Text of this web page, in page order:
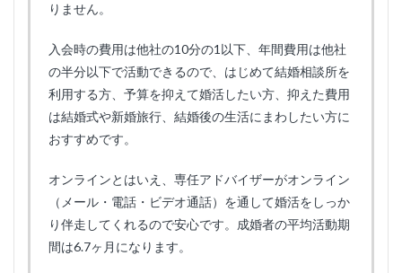
りません。
入会時の費用は他社の10分の1以下、年間費用は他社
の半分以下で活動できるので、はじめて結婚相談所を
利用する方、予算を抑えて婚活したい方、抑えた費用
は結婚式や新婚旅行、結婚後の生活にまわしたい方に
おすすめです。
オンラインとはいえ、専任アドバイザーがオンライン
（メール・電話・ビデオ通話）を通して婚活をしっか
り伴走してくれるので安心です。成婚者の平均活動期
間は6.7ヶ月になります。